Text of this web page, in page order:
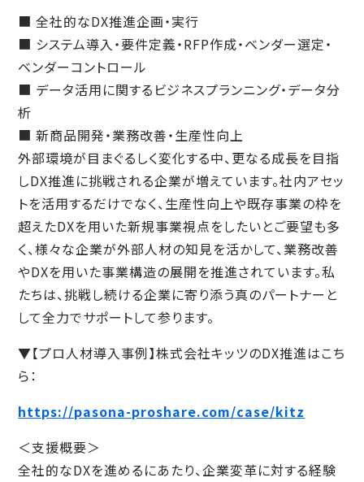
■ 全社的なDX推進企画・実行
■ システム導入・要件定義・RFP作成・ベンダー選定・
ベンダーコントロール
■ データ活用に関するビジネスプランニング・データ分
析
■ 新商品開発・業務改善・生産性向上
外部環境が目まぐるしく変化する中、更なる成長を目指
しDX推進に挑戦される企業が増えています。社内アセッ
トを活用するだけでなく、生産性向上や既存事業の枠を
超えたDXを用いた新規事業視点をしたいとご要望も多
く、様々な企業が外部人材の知見を活かして、業務改善
やDXを用いた事業構造の展開を推進されています。私
たちは、挑戦し続ける企業に寄り添う真のパートナーと
して全力でサポートして参ります。
▼【プロ人材導入事例】株式会社キッツのDX推進はこち
ら：
https://pasona-proshare.com/case/kitz
＜支援概要＞
全社的なDXを進めるにあたり、企業変革に対する経験